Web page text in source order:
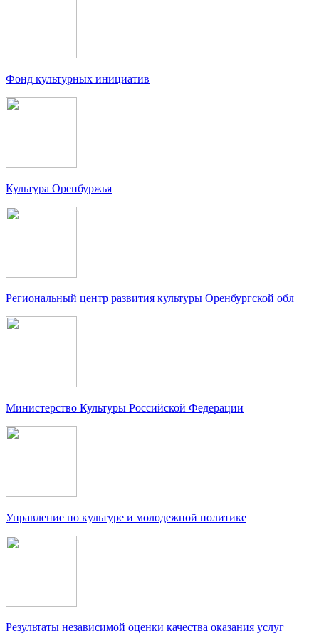
Фонд культурных инициатив
Культура Оренбуржья
Региональный центр развития культуры Оренбургской обл
Министерство Культуры Российской Федерации
Управление по культуре и молодежной политике
Результаты независимой оценки качества оказания услуг